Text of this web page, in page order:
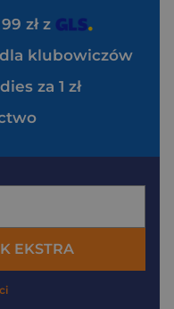
zł z
klubowiczów
za 1 zł
EKSTRA